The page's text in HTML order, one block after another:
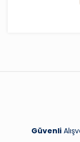
Güvenli